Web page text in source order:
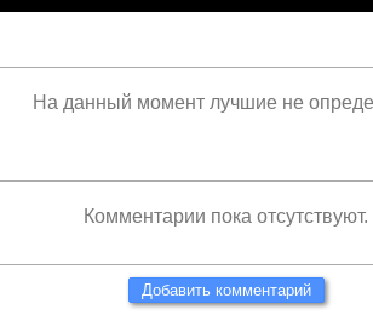
На данный момент лучшие не
Комментарии пока отсутствуют.
Добавить комментарий